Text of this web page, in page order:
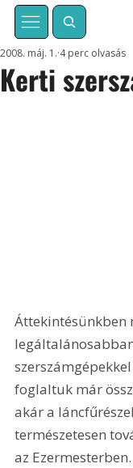
Kerti
2008. máj. 1. 4 perc olvasás
Áttekintésünkben
foglaltuk már
akár a
természetesen
az